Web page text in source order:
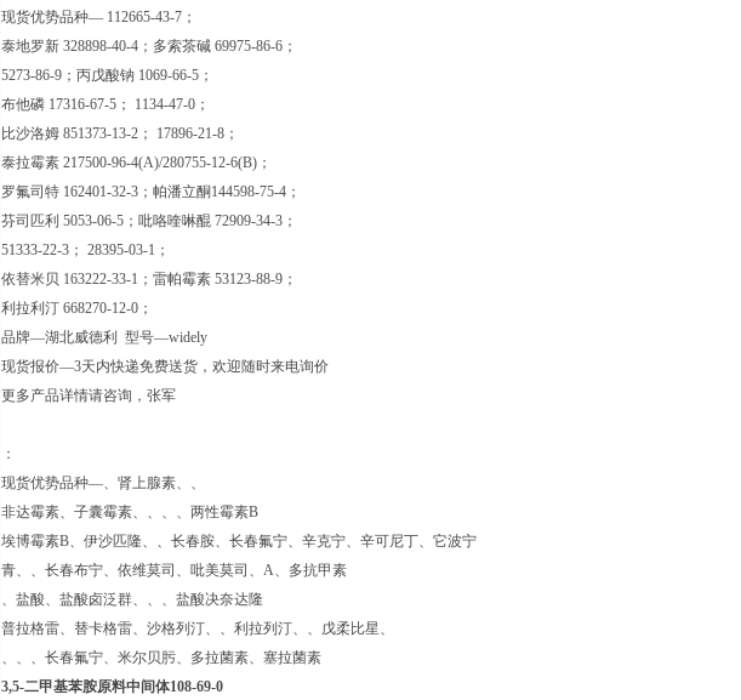
现货优势品种— 112665-43-7；
泰地罗新 328898-40-4；多索茶碱 69975-86-6；
5273-86-9；丙戊酸钠 1069-66-5；
布他磷 17316-67-5； 1134-47-0；
比沙洛姆 851373-13-2； 17896-21-8；
泰拉霉素 217500-96-4(A)/280755-12-6(B)；
罗氟司特 162401-32-3；帕潘立酮144598-75-4；
芬司匹利 5053-06-5；吡咯喹啉醌 72909-34-3；
51333-22-3； 28395-03-1；
依替米贝 163222-33-1；雷帕霉素 53123-88-9；
利拉利汀 668270-12-0；
品牌—湖北威德利 型号—widely
现货报价—3天内快递免费送货，欢迎随时来电询价
更多产品详情请咨询，张军
：
现货优势品种—、肾上腺素、、
非达霉素、子囊霉素、、、、两性霉素B
埃博霉素B、伊沙匹隆、、长春胺、长春氟宁、辛克宁、辛可尼丁、它波宁
青、、长春布宁、依维莫司、吡美莫司、A、多抗甲素
、盐酸、盐酸卤泛群、、、盐酸决奈达隆
普拉格雷、替卡格雷、沙格列汀、、利拉列汀、、戊柔比星、
、、、长春氟宁、米尔贝肟、多拉菌素、塞拉菌素
3,5-二甲基苯胺原料中间体108-69-0